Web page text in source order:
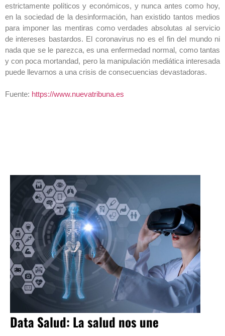
estrictamente políticos y económicos, y nunca antes como hoy,
en la sociedad de la desinformación, han existido tantos medios
para imponer las mentiras como verdades absolutas al servicio
de intereses bastardos. El coronavirus no es el fin del mundo ni
nada que se le parezca, es una enfermedad normal, como tantas
y con poca mortandad, pero la manipulación mediática interesada
puede llevarnos a una crisis de consecuencias devastadoras.
Fuente: https://www.nuevatribuna.es
Data Salud: La salud nos une